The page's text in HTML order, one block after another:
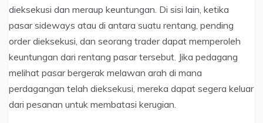
dieksekusi dan meraup keuntungan. Di sisi lain, ketika
pasar sideways atau di antara suatu rentang, pending
order dieksekusi, dan seorang trader dapat memperoleh
keuntungan dari rentang pasar tersebut. Jika pedagang
melihat pasar bergerak melawan arah di mana
perdagangan telah dieksekusi, mereka dapat segera keluar
dari pesanan untuk membatasi kerugian.